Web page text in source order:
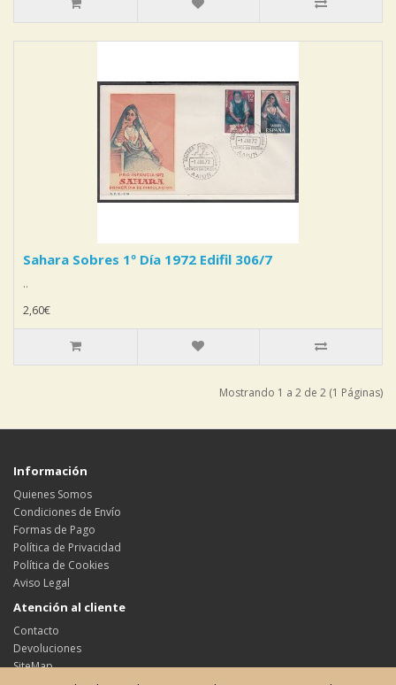
Sahara Sobres 1º Día 1972 Edifil 306/7
..
2,60€
Mostrando 1 a 2 de 2 (1 Páginas)
Información
Quienes Somos
Condiciones de Envío
Formas de Pago
Política de Privacidad
Política de Cookies
Aviso Legal
Atención al cliente
Contacto
Devoluciones
SiteMap